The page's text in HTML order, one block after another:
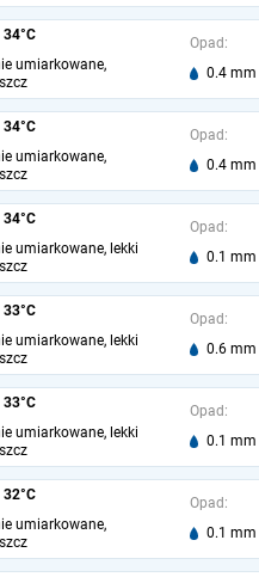
34°C
umiarkowane,
Opad:
0.4 mm
34°C
umiarkowane,
Opad:
0.4 mm
34°C
umiarkowane, lekki
Opad:
0.1 mm
33°C
umiarkowane, lekki
Opad:
0.6 mm
33°C
umiarkowane, lekki
Opad:
0.1 mm
32°C
umiarkowane,
Opad:
0.1 mm